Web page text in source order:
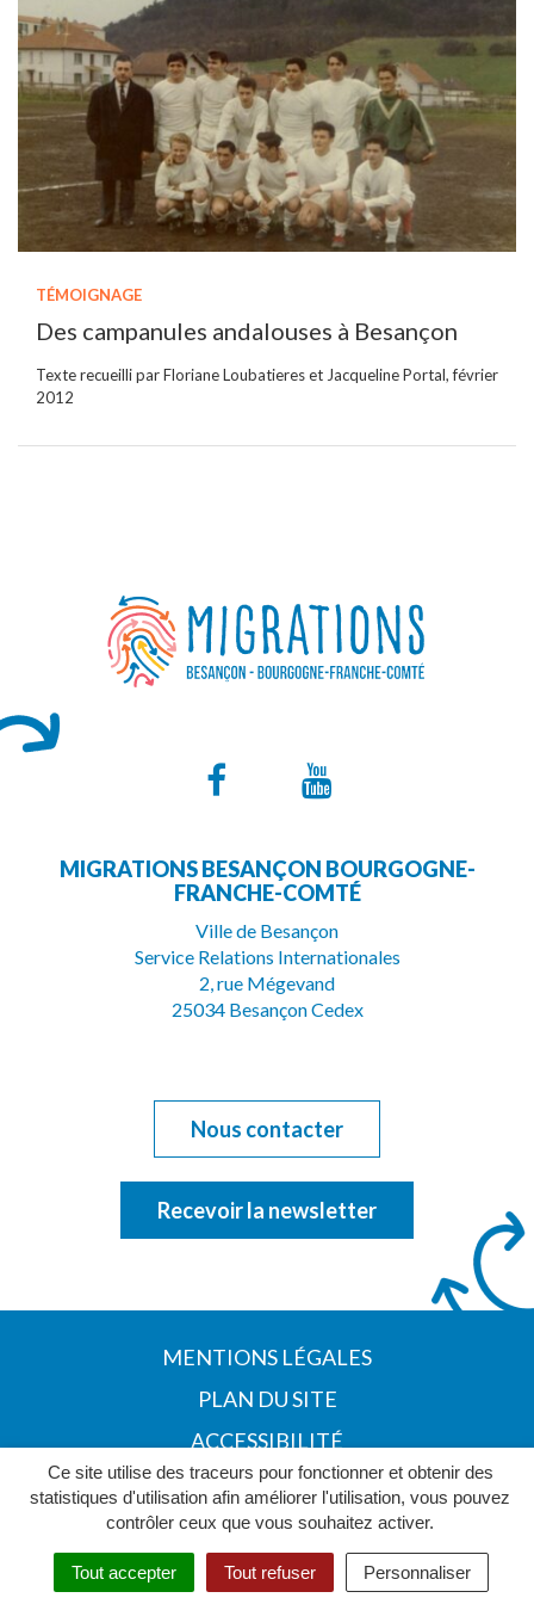
Ce site utilise des traceurs pour fonctionner et obtenir des
statistiques d'utilisation afin améliorer l'utilisation, vous pouvez
contrôler ceux que vous souhaitez activer.
Tout accepter Tout refuser Personnaliser
TÉMOIGNAGE
Des campanules andalouses à Besançon
Texte recueilli par Floriane Loubatieres et Jacqueline Portal, février
2012
Lien
le
compte
Facebook
la
Youtube
MIGRATIONS BESANÇON BOURGOGNE-
FRANCHE-COMTÉ
Ville de Besançon
Service Relations Internationales
2, rue Mégevand
25034 Besançon Cedex
Nous contacter
Recevoir la newsletter
MENTIONS LÉGALES
PLAN DU SITE
ACCESSIBILITÉ
POLITIQUE DE CONFIDENTIALITÉ